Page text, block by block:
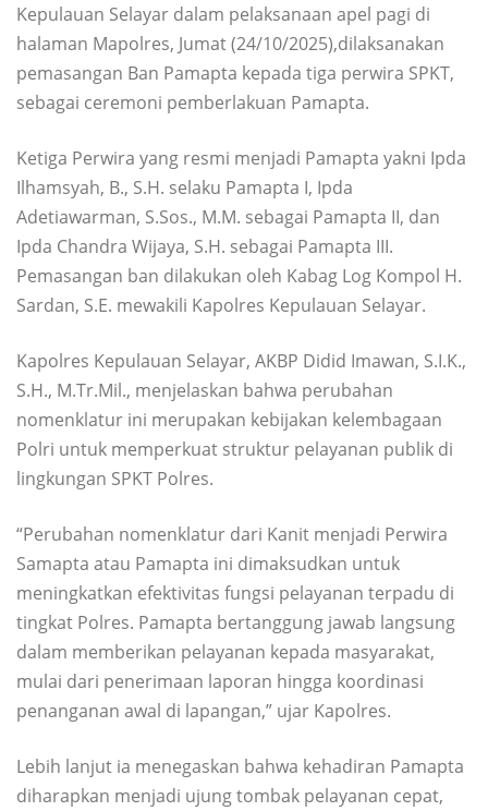
Kepulauan Selayar dalam pelaksanaan apel pagi di
halaman Mapolres, Jumat (24/10/2025),dilaksanakan
pemasangan Ban Pamapta kepada tiga perwira SPKT,
sebagai ceremoni pemberlakuan Pamapta.
Ketiga Perwira yang resmi menjadi Pamapta yakni Ipda
Ilhamsyah, B., S.H. selaku Pamapta I, Ipda
Adetiawarman, S.Sos., M.M. sebagai Pamapta II, dan
Ipda Chandra Wijaya, S.H. sebagai Pamapta III.
Pemasangan ban dilakukan oleh Kabag Log Kompol H.
Sardan, S.E. mewakili Kapolres Kepulauan Selayar.
Kapolres Kepulauan Selayar, AKBP Didid Imawan, S.I.K.,
S.H., M.Tr.Mil., menjelaskan bahwa perubahan
nomenklatur ini merupakan kebijakan kelembagaan
Polri untuk memperkuat struktur pelayanan publik di
lingkungan SPKT Polres.
“Perubahan nomenklatur dari Kanit menjadi Perwira
Samapta atau Pamapta ini dimaksudkan untuk
meningkatkan efektivitas fungsi pelayanan terpadu di
tingkat Polres. Pamapta bertanggung jawab langsung
dalam memberikan pelayanan kepada masyarakat,
mulai dari penerimaan laporan hingga koordinasi
penanganan awal di lapangan,” ujar Kapolres.
Lebih lanjut ia menegaskan bahwa kehadiran Pamapta
diharapkan menjadi ujung tombak pelayanan cepat,